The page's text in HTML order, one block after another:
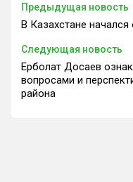
Предыдущая новость
В Казахстане
Следующая новость
Ерболат Досаев
вопросами и
района